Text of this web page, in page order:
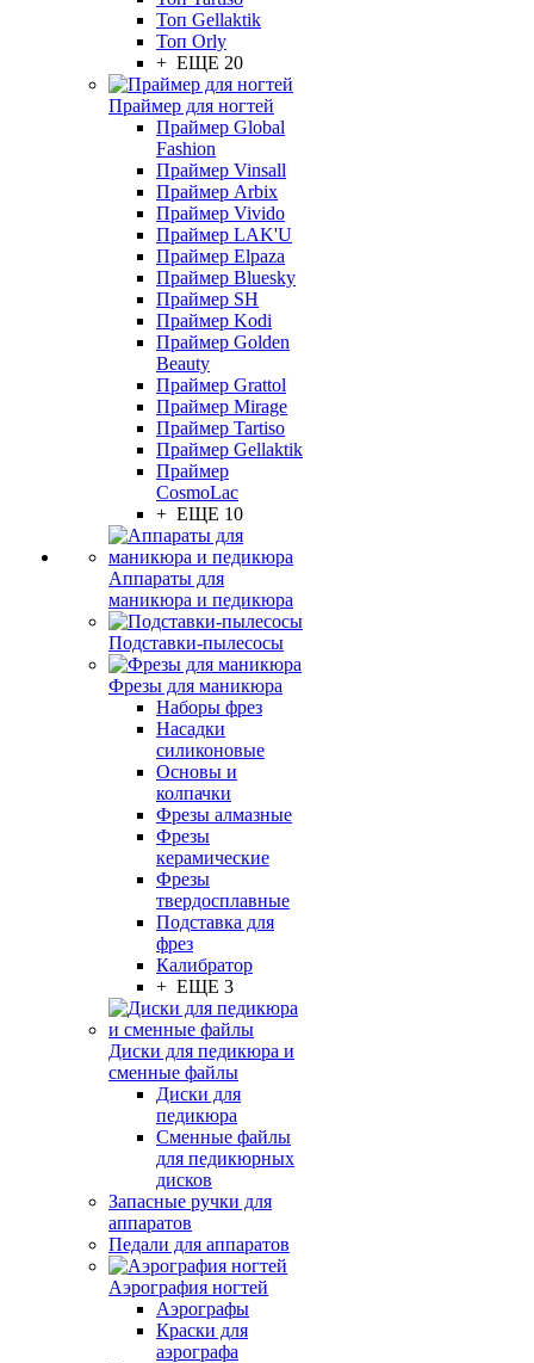
Топ Gellaktik
Топ Orly
+ ЕЩЕ 20
Праймер для ногтей
Праймер Global
Fashion
Праймер Vinsall
Праймер Arbix
Праймер Vivido
Праймер LAK'U
Праймер Elpaza
Праймер Bluesky
Праймер SH
Праймер Kodi
Праймер Golden
Beauty
Праймер Grattol
Праймер Mirage
Праймер Tartiso
Праймер Gellaktik
Праймер
CosmoLac
+ ЕЩЕ 10
Аппараты для
маникюра и педикюра
Подставки-пылесосы
Фрезы для маникюра
Наборы фрез
Насадки
силиконовые
Основы и
колпачки
Фрезы алмазные
Фрезы
керамические
Фрезы
твердосплавные
Подставка для
фрез
Калибратор
+ ЕЩЕ 3
Диски для педикюра и
сменные файлы
Диски для
педикюра
Сменные файлы
для педикюрных
дисков
Запасные ручки для
аппаратов
Педали для аппаратов
Аэрография ногтей
Аэрографы
Краски для
аэрографа